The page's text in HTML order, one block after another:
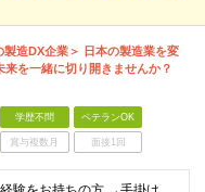
製造DX企業＞ 日本の製造業を変
来を一緒に切り開きませんか？
学歴不問 ベテランOK
賞与複数月 面接1回